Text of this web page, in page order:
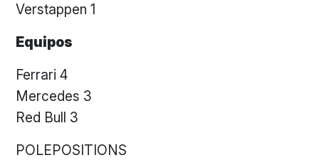
Verstappen 1
Equipos
Ferrari 4
Mercedes 3
Red Bull 3
POLEPOSITIONS